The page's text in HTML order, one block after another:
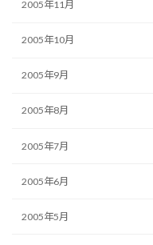
2005年11月
2005年10月
2005年9月
2005年8月
2005年7月
2005年6月
2005年5月